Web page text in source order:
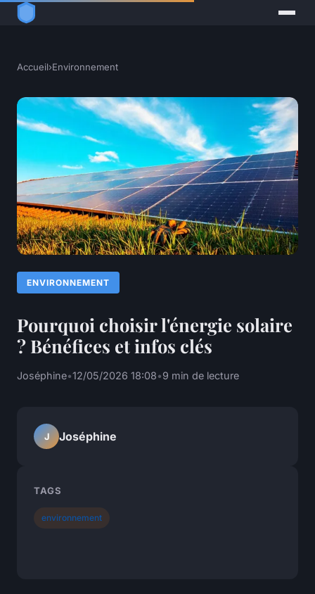
Accueil›Environnement
ENVIRONNEMENT
Pourquoi choisir l'énergie solaire
? Bénéfices et infos clés
Joséphine•12/05/2026 18:08•9 min de lecture
J Joséphine
TAGS
environnement